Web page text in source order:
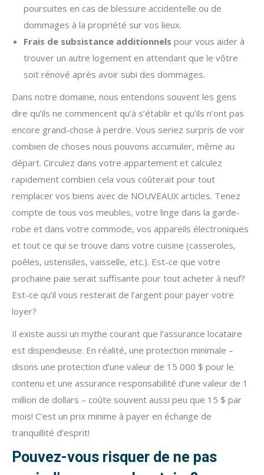
poursuites en cas de blessure accidentelle ou de
dommages à la propriété sur vos lieux.
Frais de subsistance additionnels pour vous aider à
trouver un autre logement en attendant que le vôtre
soit rénové après avoir subi des dommages.
Dans notre domaine, nous entendons souvent les gens
dire qu’ils ne commencent qu’à s’établir et qu’ils n’ont pas
encore grand-chose à perdre. Vous seriez surpris de voir
combien de choses nous pouvons accumuler, même au
départ. Circulez dans votre appartement et calculez
rapidement combien cela vous coûterait pour tout
remplacer vos biens avec de NOUVEAUX articles. Tenez
compte de tous vos meubles, votre linge dans la garde-
robe et dans votre commode, vos appareils électroniques
et tout ce qui se trouve dans votre cuisine (casseroles,
poêles, ustensiles, vaisselle, etc.). Est-ce que votre
prochaine paie serait suffisante pour tout acheter à neuf?
Est-ce qu’il vous resterait de l’argent pour payer votre
loyer?
Il existe aussi un mythe courant que l’assurance locataire
est dispendieuse. En réalité, une protection minimale –
disons une protection d’une valeur de 15 000 $ pour le
contenu et une assurance responsabilité d’une valeur de 1
million de dollars – coûte souvent aussi peu que 15 $ par
mois! C’est un prix minime à payer en échange de
tranquillité d’esprit!
Pouvez-vous risquer de ne pas